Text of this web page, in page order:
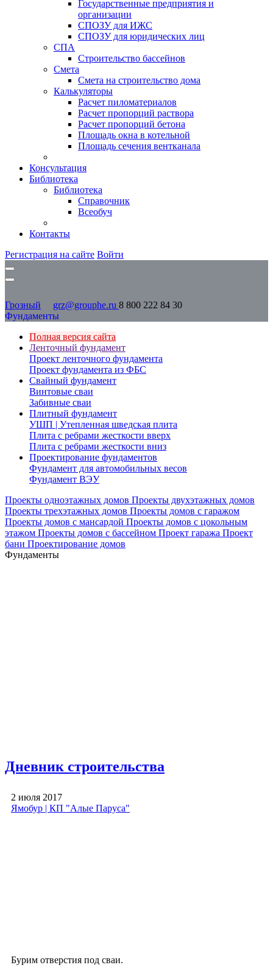
Государственные предприятия и
организации
СПОЗУ для ИЖС
СПОЗУ для юридических лиц
СПА
Строительство бассейнов
Смета
Смета на строительство дома
Калькуляторы
Расчет пиломатериалов
Расчет пропорций раствора
Расчет пропорций бетона
Площадь окна в котельной
Площадь сечения вентканала
Консультация
Библиотека
Библиотека
Справочник
Всеобуч
Контакты
Регистрация на сайте Войти
Грозный grz@grouphe.ru 8 800 222 84 30
Фундаменты
Полная версия сайта
Ленточный фундамент
Проект ленточного фундамента
Проект фундамента из ФБС
Свайный фундамент
Винтовые сваи
Забивные сваи
Плитный фундамент
УШП | Утепленная шведская плита
Плита с ребрами жесткости вверх
Плита с ребрами жесткости вниз
Проектирование фундаментов
Фундамент для автомобильных весов
Фундамент ВЭУ
Проекты одноэтажных домов Проекты двухэтажных домов
Проекты трехэтажных домов Проекты домов с гаражом
Проекты домов с мансардой Проекты домов с цокольным
этажом Проекты домов с бассейном Проект гаража Проект
бани Проектирование домов
Фундаменты
Дневник строительства
2 июля 2017
Ямобур | КП "Алые Паруса"
Бурим отверстия под сваи.